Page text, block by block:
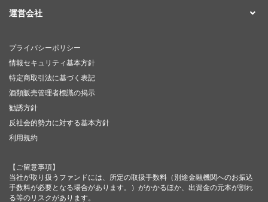
運営会社
プライバシーポリシー
情報セキュリティ基本方針
特定商取引法に基づく表記
酒類販売管理者標識の掲示
勧誘方針
反社会的勢力に対する基本方針
利用規約
【ご留意事項】
当社が取り扱うファンドには、所定の取扱手数料（別途金融機関へのお振込
手数料が必要となる場合があります。）がかかるほか、出資金の元本が割れ
る等のリスクがあります。